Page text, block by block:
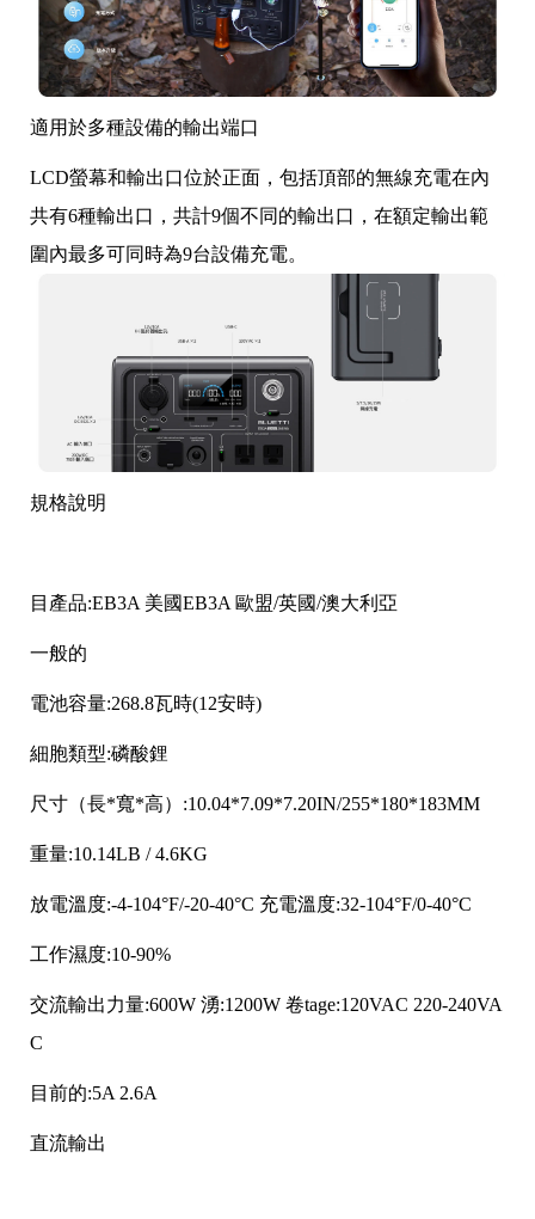
適用於多種設備的輸出端口
LCD螢幕和輸出口位於正面，包括頂部的無線充電在內
共有6種輸出口，共計9個不同的輸出口，在額定輸出範
圍內最多可同時為9台設備充電。
規格說明
目產品:EB3A 美國EB3A 歐盟/英國/澳大利亞
一般的
電池容量:268.8瓦時(12安時)
細胞類型:磷酸鋰
尺寸（長*寬*高）:10.04*7.09*7.20IN/255*180*183MM
重量:10.14LB / 4.6KG
放電溫度:-4-104°F/-20-40°C 充電溫度:32-104°F/0-40°C
工作濕度:10-90%
交流輸出力量:600W 湧:1200W 卷tage:120VAC 220-240VA
C
目前的:5A 2.6A
直流輸出